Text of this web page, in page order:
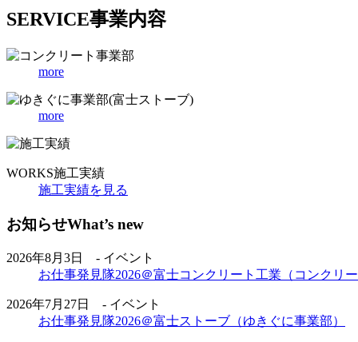
SERVICE事業内容
more
more
WORKS施工実績
施工実績を見る
お知らせWhat’s new
2026年8月3日 - イベント
お仕事発見隊2026＠富士コンクリート工業（コンクリー
2026年7月27日 - イベント
お仕事発見隊2026＠富士ストーブ（ゆきぐに事業部）